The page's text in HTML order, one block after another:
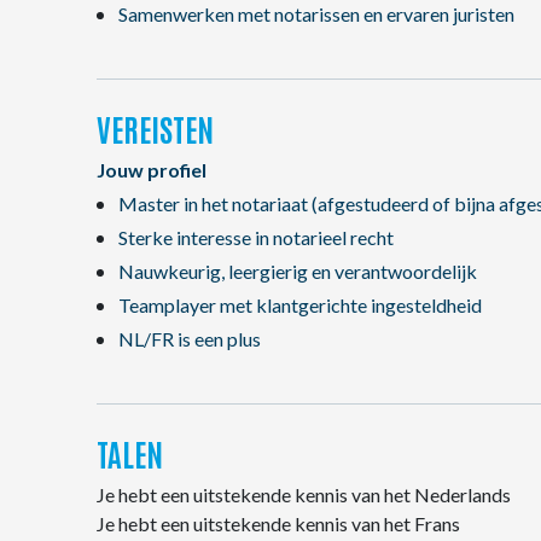
Samenwerken met notarissen en ervaren juristen
VEREISTEN
Jouw profiel
Master in het notariaat (afgestudeerd of bijna
Sterke interesse in notarieel recht
Nauwkeurig, leergierig en verantwoordelijk
Teamplayer met klantgerichte ingesteldheid
NL/FR is een plus
TALEN
Je hebt een uitstekende kennis van het Nederlands
Je hebt een uitstekende kennis van het Frans